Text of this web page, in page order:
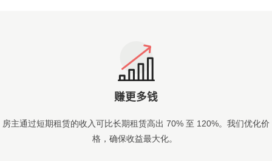
赚更多钱
房主通过短期租赁的收入可比长期租赁高出 70% 至 120%。 我们优化价
格，确保收益最大化。